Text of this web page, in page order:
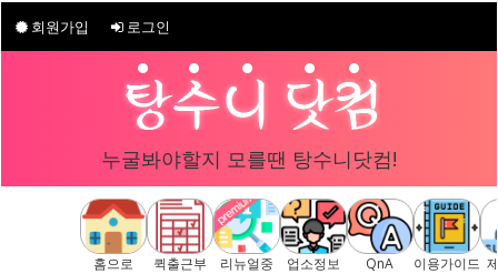
회원가입 로그인
누굴봐야할지 모를땐 탕수니닷컴!
홈으로 퀵출근부 리뉴얼중 업소정보 QnA 이용가이드